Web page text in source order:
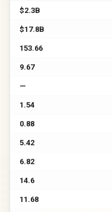
$2.3B
$17.8B
153.66
9.67
—
1.54
0.88
5.42
6.82
14.6
11.68